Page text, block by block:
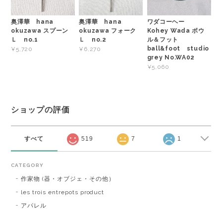
奥澤華 hana
okuzawa スプーン
Ｌ no.1
¥5,720
奥澤華 hana
okuzawa フォーク
Ｌ no.2
¥6,270
ワダコーヘー
Kohey Wada ボウ
ル＆フット
ball&foot studio
grey No.WA02
¥5,060
ショップの評価
すべて 519 7 1
CATEGORY
作家物 (器・オブジェ・その他）
les trois entrepots product
アパレル